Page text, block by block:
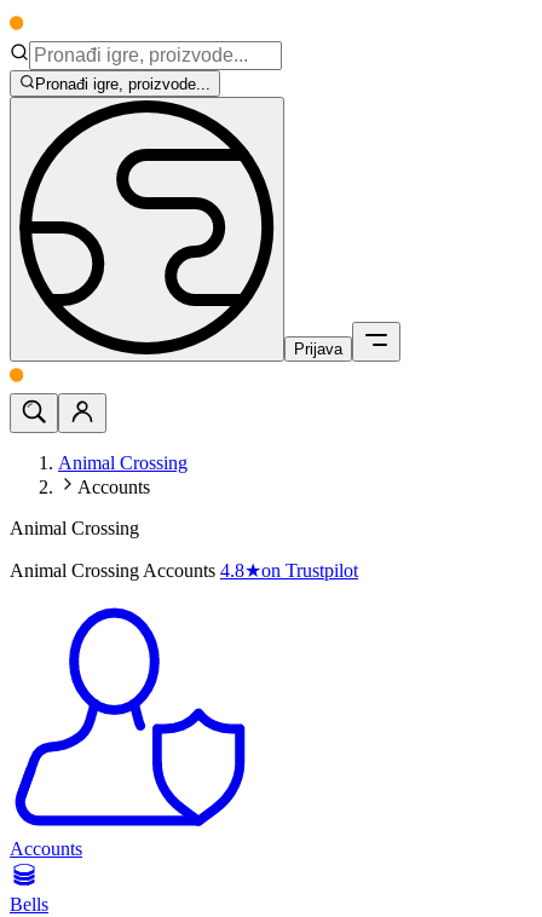
Pronađi igre, proizvode...
Prijava
Animal Crossing
Accounts
Animal Crossing
Animal Crossing Accounts 4.8★on Trustpilot
Accounts
Bells